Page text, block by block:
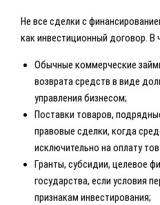
Не все сделки с
как инвестиционный договор. В
Обычные коммерческие
возврата средств в виде
управления бизнесом;
Поставки товаров,
правовые сделки, когда
исключительно на оплату
Гранты, субсидии, целевое
государства, если условия
признакам инвестирования;